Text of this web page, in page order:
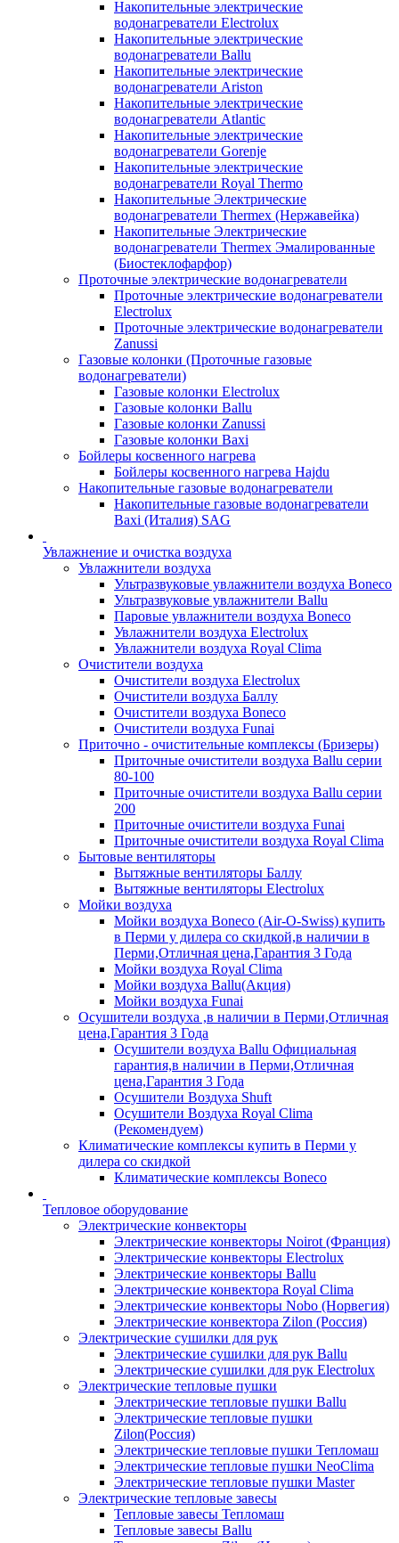
Накопительные электрические
водонагреватели Electrolux
Накопительные электрические
водонагреватели Ballu
Накопительные электрические
водонагреватели Ariston
Накопительные электрические
водонагреватели Atlantic
Накопительные электрические
водонагреватели Gorenje
Накопительные электрические
водонагреватели Royal Thermo
Накопительные Электрические
водонагреватели Thermex (Нержавейка)
Накопительные Электрические
водонагреватели Thermex Эмалированные
(Биостеклофарфор)
Проточные электрические водонагреватели
Проточные электрические водонагреватели
Electrolux
Проточные электрические водонагреватели
Zanussi
Газовые колонки (Проточные газовые
водонагреватели)
Газовые колонки Electrolux
Газовые колонки Ballu
Газовые колонки Zanussi
Газовые колонки Baxi
Бойлеры косвенного нагрева
Бойлеры косвенного нагрева Hajdu
Накопительные газовые водонагреватели
Накопительные газовые водонагреватели
Baxi (Италия) SAG
Увлажнение и очистка воздуха
Увлажнители воздуха
Ультразвуковые увлажнители воздуха Boneco
Ультразвуковые увлажнители Ballu
Паровые увлажнители воздуха Boneco
Увлажнители воздуха Electrolux
Увлажнители воздуха Royal Clima
Очистители воздуха
Очистители воздуха Electrolux
Очистители воздуха Баллу
Очистители воздуха Boneco
Очистители воздуха Funai
Приточно - очистительные комплексы (Бризеры)
Приточные очистители воздуха Ballu серии
80-100
Приточные очистители воздуха Ballu серии
200
Приточные очистители воздуха Funai
Приточные очистители воздуха Royal Clima
Бытовые вентиляторы
Вытяжные вентиляторы Баллу
Вытяжные вентиляторы Electrolux
Мойки воздуха
Мойки воздуха Boneco (Air-O-Swiss) купить
в Перми у дилера со скидкой,в наличии в
Перми,Отличная цена,Гарантия 3 Года
Мойки воздуха Royal Clima
Мойки воздуха Ballu(Акция)
Мойки воздуха Funai
Осушители воздуха ,в наличии в Перми,Отличная
цена,Гарантия 3 Года
Осушители воздуха Ballu Официальная
гарантия,в наличии в Перми,Отличная
цена,Гарантия 3 Года
Осушители Воздуха Shuft
Осушители Воздуха Royal Clima
(Рекомендуем)
Климатические комплексы купить в Перми у
дилера со скидкой
Климатические комплексы Boneсo
Тепловое оборудование
Электрические конвекторы
Электрические конвекторы Noirot (Франция)
Электрические конвекторы Electrolux
Электрические конвекторы Ballu
Электрические конвектора Royal Clima
Электрические конвекторы Nobo (Норвегия)
Электрические конвектора Zilon (Россия)
Электрические сушилки для рук
Электрические сушилки для рук Ballu
Электрические сушилки для рук Electrolux
Электрические тепловые пушки
Электрические тепловые пушки Ballu
Электрические тепловые пушки
Zilon(Россия)
Электрические тепловые пушки Тепломаш
Электрические тепловые пушки NeoClima
Электрические тепловые пушки Master
Электрические тепловые завесы
Тепловые завесы Тепломаш
Тепловые завесы Ballu